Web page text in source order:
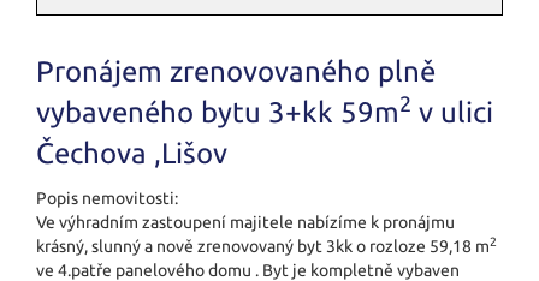
Pronájem zrenovovaného plně
vybaveného bytu 3+kk 59m2 v ulici
Čechova ,Lišov
Popis nemovitosti:
Ve výhradním zastoupení majitele nabízíme k pronájmu
krásný, slunný a nově zrenovovaný byt 3kk o rozloze 59,18 m2
ve 4.patře panelového domu . Byt je kompletně vybaven